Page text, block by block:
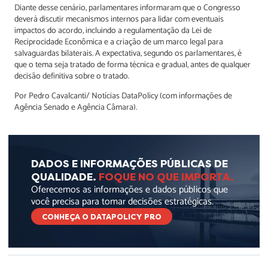
Diante desse cenário, parlamentares informaram que o Congresso
deverá discutir mecanismos internos para lidar com eventuais
impactos do acordo, incluindo a regulamentação da Lei de
Reciprocidade Econômica e a criação de um marco legal para
salvaguardas bilaterais. A expectativa, segundo os parlamentares, é
que o tema seja tratado de forma técnica e gradual, antes de qualquer
decisão definitiva sobre o tratado.
Por Pedro Cavalcanti/ Notícias DataPolicy (com informações de
Agência Senado e Agência Câmara).
DADOS E INFORMAÇÕES PÚBLICAS DE
QUALIDADE. FOQUE NO QUE IMPORTA.
Oferecemos as informações e dados públicos que
você precisa para tomar decisões estratégicas.
CONHEÇA O DATAPOLICY PRO